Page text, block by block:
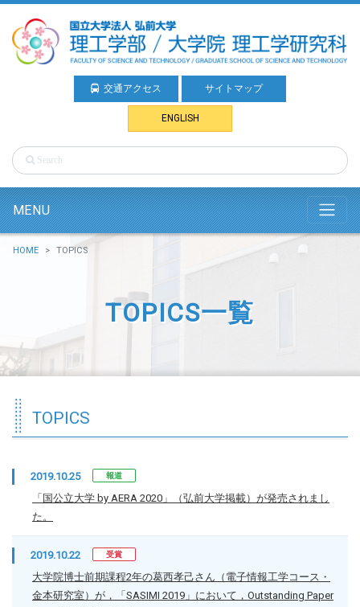
交通アクセス サイトマップ
ENGLISH
MENU
HOME TOPICS
TOPICS一覧
TOPICS
2019.10.25 報道
「国公立大学 by AERA 2020」（弘前大学掲載）が発売されまし
た。
2019.10.22 受賞
大学院博士前期課程2年の葛西孝己さん（電子情報工学コース・
金本研究室）が，「SASIMI 2019」において，Outstanding Paper